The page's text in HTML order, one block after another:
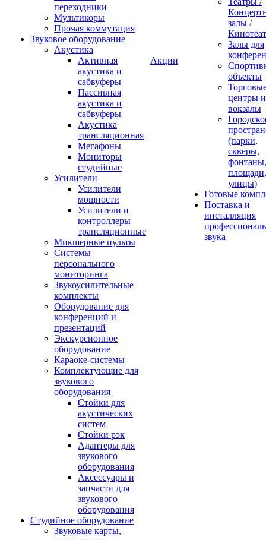
переходники
Мультикоры
Прочая коммутация
Звуковое оборудование
Акустика
Активная
акустика и
сабвуферы
Пассивная
акустика и
сабвуферы
Акустика
трансляционная
Мегафоны
Мониторы
студийные
Усилители
Усилители
мощности
Усилители и
контроллеры
трансляционные
Микшерные пульты
Системы
персонального
мониторинга
Звукоусилительные
комплекты
Оборудование для
конференций и
презентаций
Экскурсионное
оборудование
Караоке-системы
Комплектующие для
звукового
оборудования
Стойки для
акустических
систем
Стойки рэк
Адаптеры для
звукового
оборудования
Аксессуары и
запчасти для
звукового
оборудования
Студийное оборудование
Звуковые карты,
Акции
залы /
Залы для
объекты
центры и
вокзалы
(парки,
скверы,
фонтаны,
площади,
улицы)
Готовые
Поставка и
инсталляция
звука